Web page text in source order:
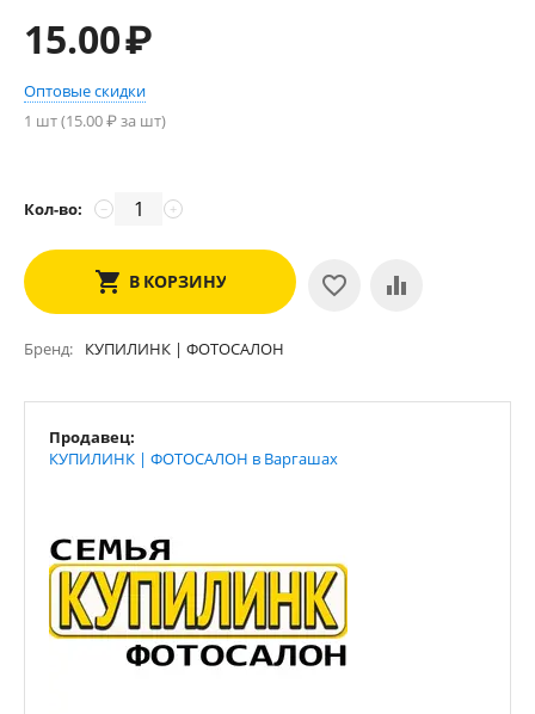
15.00₽
Оптовые скидки
1 шт (15.00₽ за шт)
Кол-во: +
−
В КОРЗИНУ
Бренд КУПИЛИНК | ФОТОСАЛОН
Продавец:
КУПИЛИНК | ФОТОСАЛОН в Варгашах